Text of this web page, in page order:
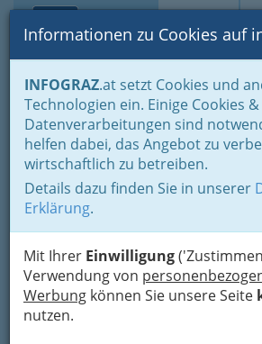
Suche
Informationen zu Cookies auf
INFOGRAZ.at setzt Cookies und
Technologien ein. Einige Cookies &
Datenverarbeitungen sind
helfen dabei, das Angebot zu
wirtschaftlich zu betreiben.
Details dazu finden Sie in unserer
Erklärung.
Mit Ihrer Einwilligung
Verwendung von
Werbung können Sie unsere Seite
nutzen.
Home Branchen
Koca KG Cafe &
Side
Annenstraße 37, 8020 Graz
+43 316 765 798
Karte